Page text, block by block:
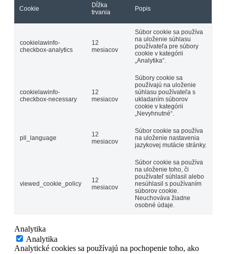
Cookie
Dĺžka
trvania
Popis
cookielawinfo-
checkbox-analytics
12
mesiacov
Súbor cookie sa používa
na uloženie súhlasu
používateľa pre súbory
cookie v kategórii
„Analytika“.
cookielawinfo-
checkbox-necessary
12
mesiacov
Súbory cookie sa
používajú na uloženie
súhlasu používateľa s
ukladaním súborov
cookie v kategórii
„Nevyhnutné“.
pll_language
12
mesiacov
Súbor cookie sa používa
na uloženie nastavenia
jazykovej mutácie stránky.
viewed_cookie_policy
12
mesiacov
Súbor cookie sa používa
na uloženie toho, či
používateľ súhlasil alebo
nesúhlasil s používaním
súborov cookie.
Neuchováva žiadne
osobné údaje.
Analytika
Analytika
Analytické cookies sa používajú na pochopenie toho, ako